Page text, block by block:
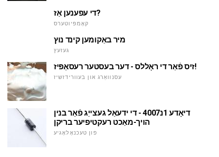
די עפענען אַז?
קאָמפּיוטערס
מיר באַקומען קינד נוץ
געזעץ
זיס פֿאַר די ראָללס - דער בעסטער רעסאַפּיז!
עסנוואַרג און בעוורידזשיז
דיאָדע 1נ4007 - די ידעאַל געצייַג פֿאַר בנין
הויך-מאַכט רעקטיפיער בריקן
פון טעכנאָלאָגיע